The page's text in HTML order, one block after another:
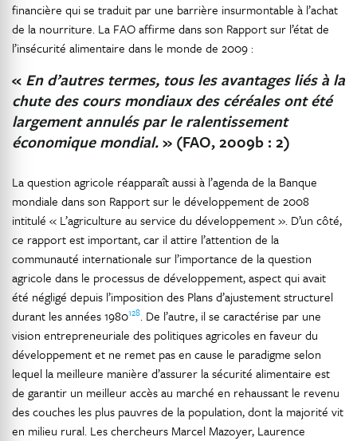
financière qui se traduit par une barrière insurmontable à l’achat
de la nourriture. La FAO affirme dans son Rapport sur l’état de
l’insécurité alimentaire dans le monde de 2009 :
« En d’autres termes, tous les avantages liés à la
chute des cours mondiaux des céréales ont été
largement annulés par le ralentissement
économique mondial.» (FAO, 2009b : 2)
La question agricole réapparaît aussi à l’agenda de la Banque
mondiale dans son Rapport sur le développement de 2008
intitulé « L’agriculture au service du développement ». D’un côté,
ce rapport est important, car il attire l’attention de la
communauté internationale sur l’importance de la question
agricole dans le processus de développement, aspect qui avait
été négligé depuis l’imposition des Plans d’ajustement structurel
durant les années 1980128. De l’autre, il se caractérise par une
vision entrepreneuriale des politiques agricoles en faveur du
développement et ne remet pas en cause le paradigme selon
lequel la meilleure manière d’assurer la sécurité alimentaire est
de garantir un meilleur accès au marché en rehaussant le revenu
des couches les plus pauvres de la population, dont la majorité vit
en milieu rural. Les chercheurs Marcel Mazoyer, Laurence